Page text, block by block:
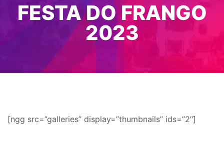
FESTA DO FRANGO
2023
[ngg src=”galleries” display=”thumbnails” ids=”2″]